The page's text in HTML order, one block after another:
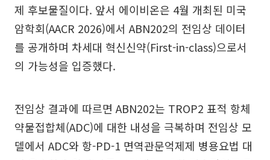
제 후보물질이다. 앞서 에이비온은 4월 개최된 미국
암학회(AACR 2026)에서 ABN202의 전임상 데이터
를 공개하며 차세대 혁신신약(First-in-class)으로서
의 가능성을 입증했다.
전임상 결과에 따르면 ABN202는 TROP2 표적 항체
약물접합체(ADC)에 대한 내성을 극복하며 전임상 모
델에서 ADC와 항-PD-1 면역관문억제제 병용요법 대